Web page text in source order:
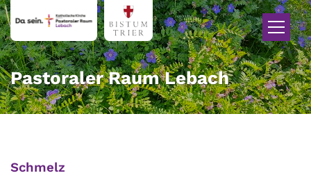
Zum Inhalt springen
Pastoraler Raum Lebach
Schmelz